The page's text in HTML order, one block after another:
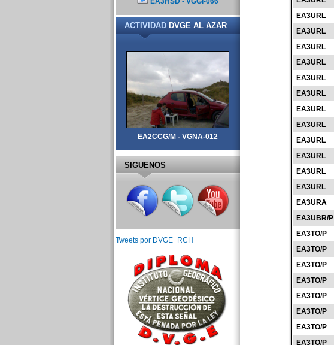
EA3URL
EA3URL
EA3URL
EA3URL
EA3URL
EA3URL
EA3URL
EA3URL
EA3URL
EA3URL
EA3URL
EA3URL
EA3URA
EA3UBR/P
EA3TO/P
EA3TO/P
EA3TO/P
EA3TO/P
EA3TO/P
EA3TO/P
EA3TO/P
EA3TO/P
ACTIVIDADDVGE AL AZAR
EA2CCG/M - VGNA-012
SIGUENOS
Tweets por DVGE_RCH